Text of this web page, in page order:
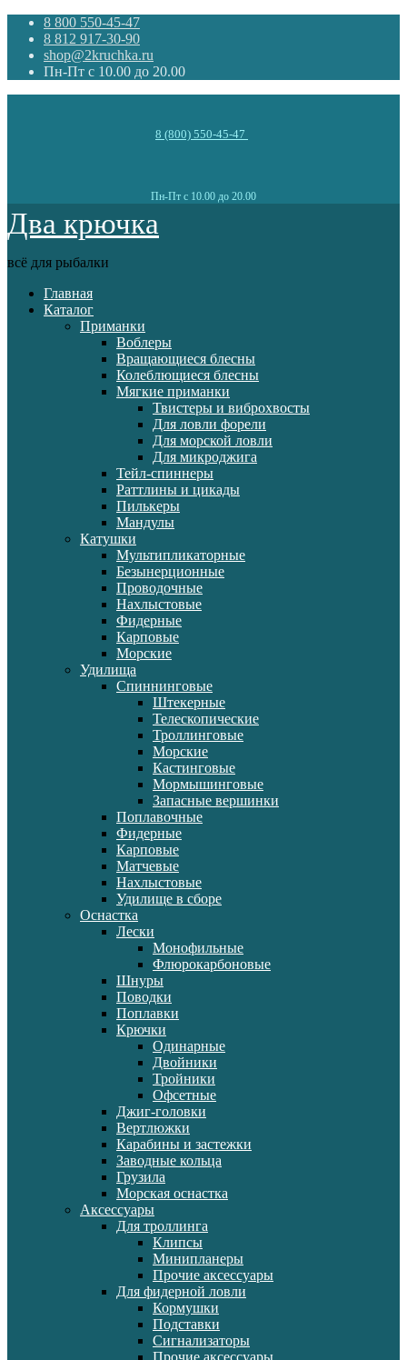
8 800 550-45-47
8 812 917-30-90
shop@2kruchka.ru
Пн-Пт с 10.00 до 20.00
8 (800) 550-45-47
Пн-Пт с 10.00 до 20.00
Два крючка
всё для рыбалки
Главная
Каталог
Приманки
Воблеры
Вращающиеся блесны
Колеблющиеся блесны
Мягкие приманки
Твистеры и виброхвосты
Для ловли форели
Для морской ловли
Для микроджига
Тейл-спиннеры
Раттлины и цикады
Пилькеры
Мандулы
Катушки
Мультипликаторные
Безынерционные
Проводочные
Нахлыстовые
Фидерные
Карповые
Морские
Удилища
Спиннинговые
Штекерные
Телескопические
Троллинговые
Морские
Кастинговые
Мормышинговые
Запасные вершинки
Поплавочные
Фидерные
Карповые
Матчевые
Нахлыстовые
Удилище в сборе
Оснастка
Лески
Монофильные
Флюрокарбоновые
Шнуры
Поводки
Поплавки
Крючки
Одинарные
Двойники
Тройники
Офсетные
Джиг-головки
Вертлюжки
Карабины и застежки
Заводные кольца
Грузила
Морская оснастка
Аксессуары
Для троллинга
Клипсы
Минипланеры
Прочие аксессуары
Для фидерной ловли
Кормушки
Подставки
Сигнализаторы
Прочие аксессуары